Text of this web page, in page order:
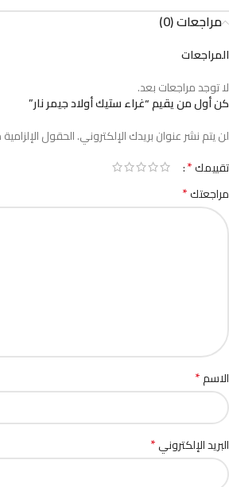
مراجعات (0)
المراجعات
لا توجد مراجعات بعد.
كن أول من يقيم “غراء ستيك أولاد جيمر نار”
لن يتم نشر عنوان بريدك الإلكتروني.الحقول الإلزامية
تقييمك*
مراجعتك*
الاسم*
البريد الإلكتروني*